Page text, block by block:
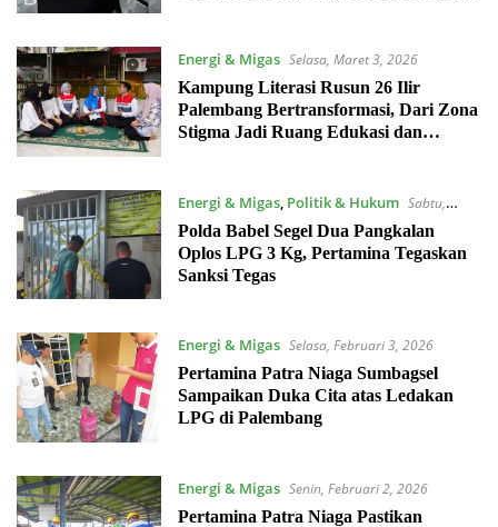
Energi & Migas Selasa, Maret 3, 2026
Kampung Literasi Rusun 26 Ilir
Palembang Bertransformasi, Dari Zona
Stigma Jadi Ruang Edukasi dan
Energi & Migas, Politik & Hukum Sabtu,
Februari 14, 2026
Polda Babel Segel Dua Pangkalan
Oplos LPG 3 Kg, Pertamina Tegaskan
Sanksi Tegas
Energi & Migas Selasa, Februari 3, 2026
Pertamina Patra Niaga Sumbagsel
Sampaikan Duka Cita atas Ledakan
LPG di Palembang
Energi & Migas Senin, Februari 2, 2026
Pertamina Patra Niaga Pastikan